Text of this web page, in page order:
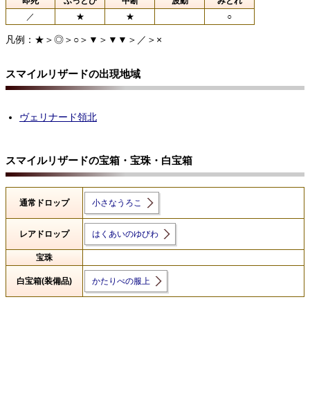
／
★ ★ ○
凡例：★＞◎＞○＞▼＞▼▼＞／＞×
スマイルリザードの出現地域
ヴェリナード領北
スマイルリザードの宝箱・宝珠・白宝箱
通常ドロップ 小さなうろこ
レアドロップ はくあいのゆびわ
宝珠
白宝箱(装備品) かたりべの服上